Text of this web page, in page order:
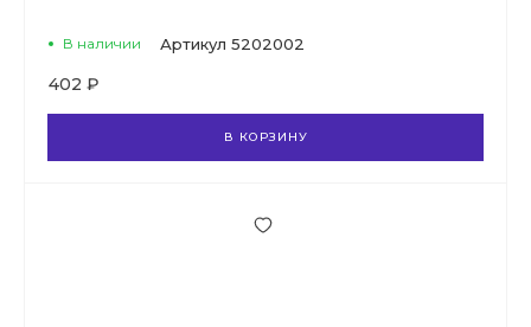
В наличии Артикул 5202002
402 ₽
В КОРЗИНУ